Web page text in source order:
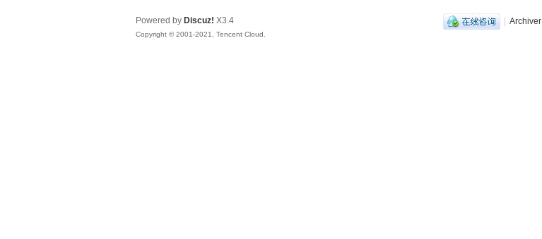
| Archiver
Powered by Discuz! X3.4
Copyright © 2001-2021, Tencent Cloud.